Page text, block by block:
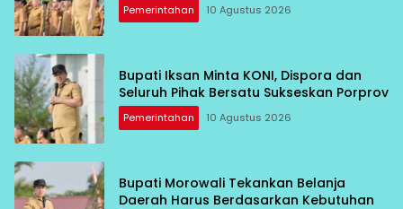
Pemerintahan 10 Agustus 2026
Bupati Iksan Minta KONI, Dispora dan
Seluruh Pihak Bersatu Sukseskan Porprov
Pemerintahan 10 Agustus 2026
Bupati Morowali Tekankan Belanja
Daerah Harus Berdasarkan Kebutuhan